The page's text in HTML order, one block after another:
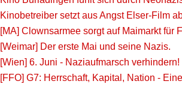
Kinobetreiber setzt aus Angst Elser-Film
[MA] Clownsarmee sorgt auf Maimarkt für
[Weimar] Der erste Mai und seine Nazis.
[Wien] 6. Juni - Naziaufmarsch verhindern!
[FFO] G7: Herrschaft, Kapital, Nation -